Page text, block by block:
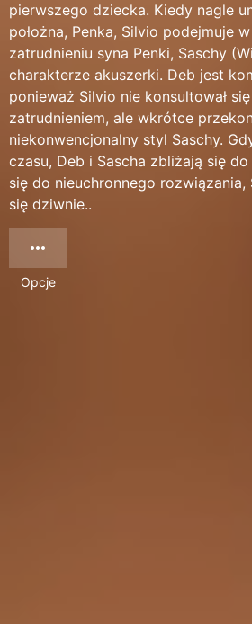
pierwszego dziecka. Kiedy nagle
położna, Penka, Silvio podejmuje
zatrudnieniu syna Penki, Saschy
charakterze akuszerki. Deb jest
ponieważ Silvio nie konsultował
zatrudnieniem, ale wkrótce
niekonwencjonalny styl Saschy.
czasu, Deb i Sascha zbliżają się
się do nieuchronnego
się dziwnie..
Opcje